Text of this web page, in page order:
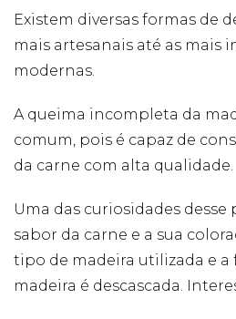
Existem diversas formas de
mais artesanais até as mais
modernas.
A queima incompleta da
comum, pois é capaz de
da carne com alta qualidade.
Uma das curiosidades desse
sabor da carne e a sua
tipo de madeira utilizada e a
madeira é descascada.